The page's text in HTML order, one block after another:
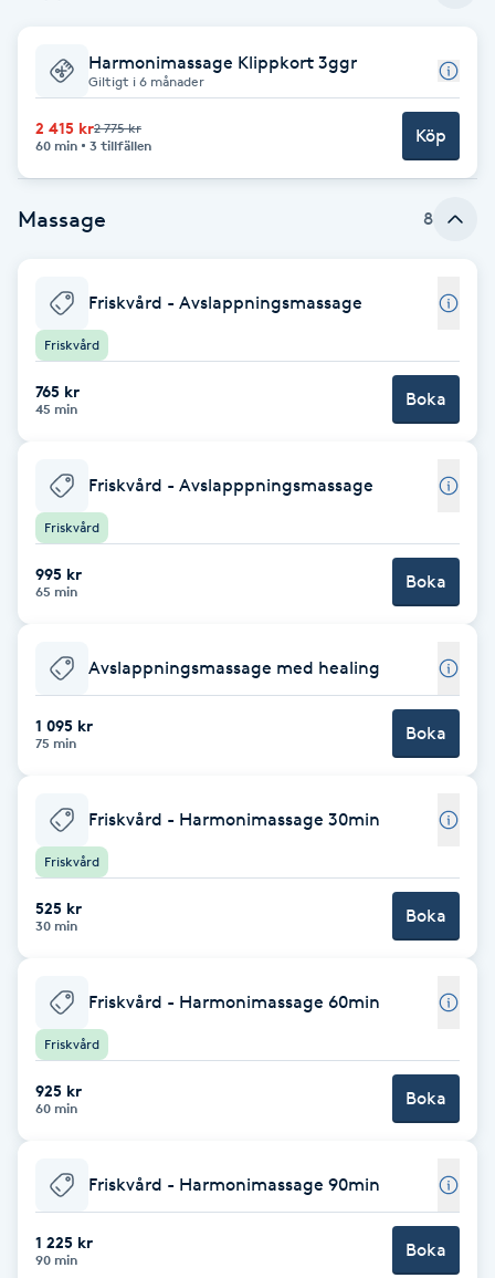
Balayage
Barber
Barnklippning
BIAB
Blowout
Bottenfärg
Brynformning
Brynfärgning
Brynplockning
Bröllopsuppsättning
Celluliter
Coachning
Color correction
Cryoterapi
Damklippning
Dermapen
Diamantslipning
Harmonimassage Klippkort 3ggr
Giltigt i 6 månader
2 415 kr2 775 kr
60 min
3 tillfällen Köp
Massage 8
Friskvård - Avslappningsmassage
Friskvård
765 kr
45 min Boka
Friskvård - Avslapppningsmassage
Friskvård
995 kr
65 min Boka
Avslappningsmassage med healing
1 095 kr
75 min Boka
Friskvård - Harmonimassage 30min
Friskvård
525 kr
30 min Boka
Friskvård - Harmonimassage 60min
Friskvård
925 kr
60 min Boka
Friskvård - Harmonimassage 90min
1 225 kr
90 min Boka